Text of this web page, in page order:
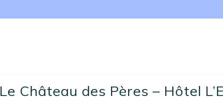
Réserver un séjour
Le Château des Pères – Hôtel